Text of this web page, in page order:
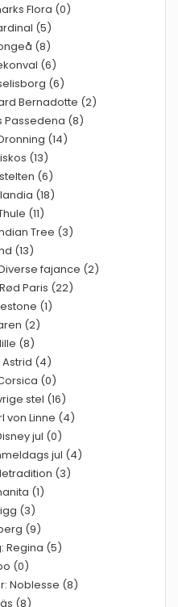
Flora (0)
(5)
(8)
(6)
(6)
Bernadotte (2)
Passedena (8)
(14)
(13)
(6)
(18)
(11)
Tree (3)
(13)
fajance (2)
Paris (22)
(1)
(2)
(8)
Astrid (4)
(0)
stel (16)
von Linne (4)
jul (0)
jul (4)
(3)
(1)
(3)
(9)
Regina (5)
(0)
Noblesse (8)
(8)